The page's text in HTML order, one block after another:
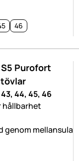
46
Purofort
44, 45, 46
hållbarhet
genom mellansula